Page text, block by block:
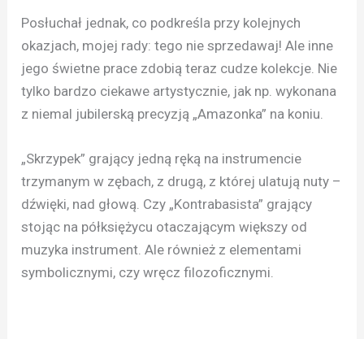
Posłuchał jednak, co podkreśla przy kolejnych
okazjach, mojej rady: tego nie sprzedawaj! Ale inne
jego świetne prace zdobią teraz cudze kolekcje. Nie
tylko bardzo ciekawe artystycznie, jak np. wykonana
z niemal jubilerską precyzją „Amazonka” na koniu.
„Skrzypek” grający jedną ręką na instrumencie
trzymanym w zębach, z drugą, z której ulatują nuty –
dźwięki, nad głową. Czy „Kontrabasista” grający
stojąc na półksiężycu otaczającym większy od
muzyka instrument. Ale również z elementami
symbolicznymi, czy wręcz filozoficznymi.